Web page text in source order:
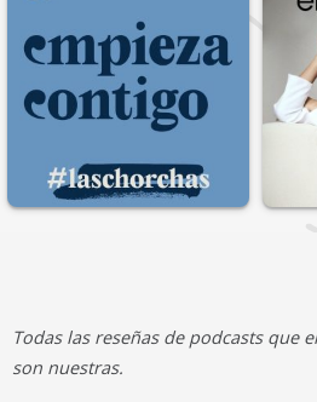
Todas las reseñas de podcasts que
son nuestras.